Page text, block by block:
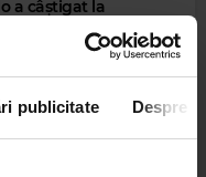
publicitate Despre
a câștigat la
Dance Music Awards
setul live de la ediția
X